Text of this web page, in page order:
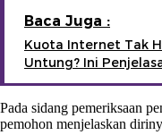
Baca Juga :
Kuota Internet Tak
Untung? Ini
Pada sidang pemeriksaan
pemohon menjelaskan